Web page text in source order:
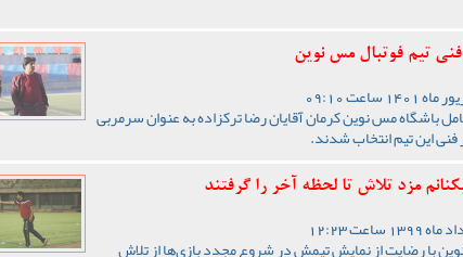
تیم فوتبال مس نوین
باشگاه مس نوین کرمان آقایان رضا ترکزاده به عنوان سرمربی
این تیم انتخاب شدند.
مزد تلاش تا لحظه آخر را گرفتند
با رضایت از نمایش تیمش در شروع مجدد بازی‌ها از تلاش